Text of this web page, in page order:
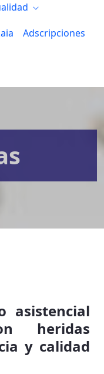
Adscripciones
asistencial
heridas
y calidad